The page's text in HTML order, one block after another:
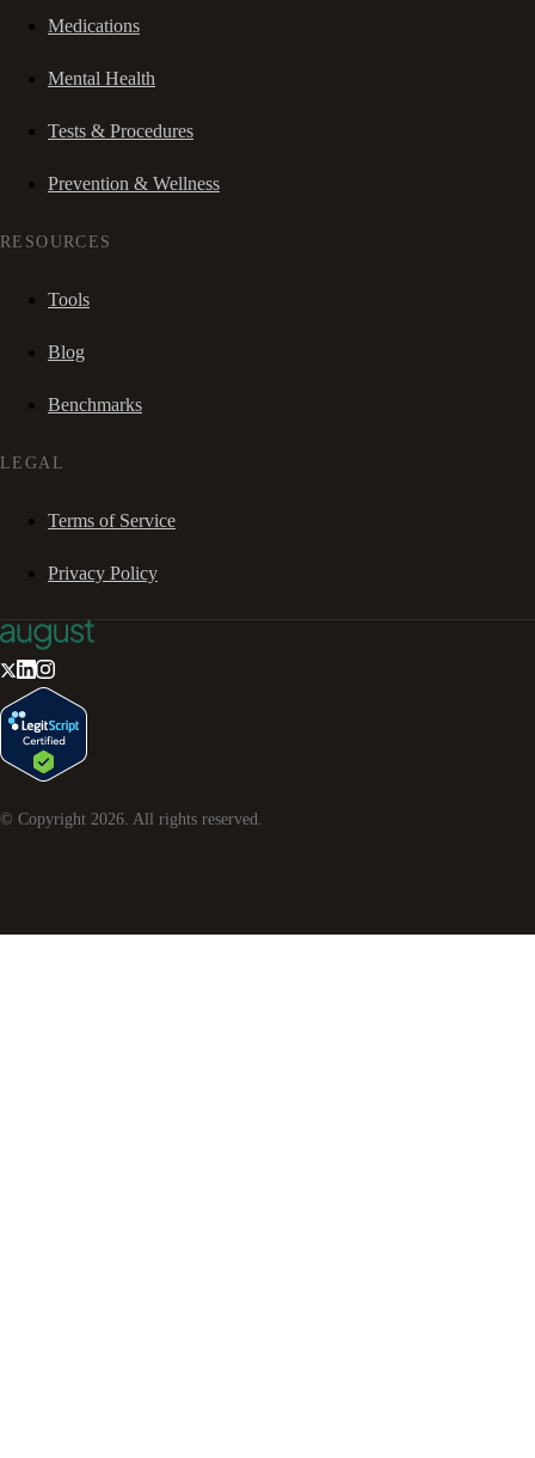
Medications
Mental Health
Tests & Procedures
Prevention & Wellness
RESOURCES
Tools
Blog
Benchmarks
LEGAL
Terms of Service
Privacy Policy
© Copyright 2026 . All rights reserved.